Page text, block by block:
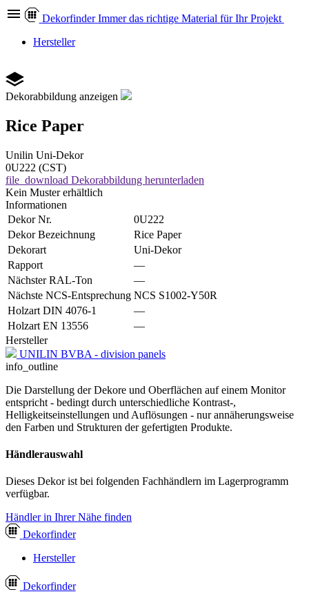
Dekorfinder Immer das richtige Material für Ihr Projekt
Hersteller
Dekorabbildung anzeigen
Rice Paper
Unilin Uni-Dekor
0U222 (CST)
file_download Dekorabbildung herunterladen
Kein Muster erhältlich
Informationen
Dekor Nr.
0U222
Dekor Bezeichnung
Rice Paper
Dekorart
Uni-Dekor
Rapport
—
Nächster RAL-Ton
—
Nächste NCS-Entsprechung NCS S1002-Y50R
Holzart DIN 4076-1
—
Holzart EN 13556
—
Hersteller
UNILIN BVBA - division panels
info_outline
Die Darstellung der Dekore und Oberflächen auf einem Monitor
entspricht - bedingt durch unterschiedliche Kontrast-,
Helligkeitseinstellungen und Auflösungen - nur annäherungsweise
den Farben und Strukturen der gefertigten Produkte.
Händlerauswahl
Dieses Dekor ist bei folgenden Fachhändlern im Lagerprogramm
verfügbar.
Händler in Ihrer Nähe finden
Dekorfinder
Hersteller
Dekorfinder